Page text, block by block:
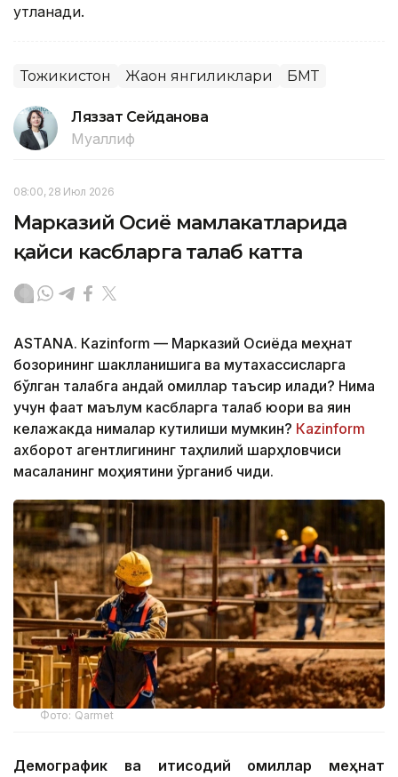
қутланади.
Тожикистон Жаҳон янгиликлари БМТ
Ляззат Сейданова
Муаллиф
08:00, 28 Июл 2026
Марказий Осиё мамлакатларида
қайси касбларга талаб катта
ASTANА. Кazinform — Марказий Осиёда меҳнат
бозорининг шаклланишига ва мутахассисларга
бўлган талабга қандай омиллар таъсир қилади? Нима
учун фақат маълум касбларга талаб юқори ва яқин
келажакда нималар кутилиши мумкин? Кazinform
ахборот агентлигининг таҳлилий шарҳловчиси
масаланинг моҳиятини ўрганиб чиқди.
Фото: Qarmet
Демографик ва иқтисодий омиллар меҳнат